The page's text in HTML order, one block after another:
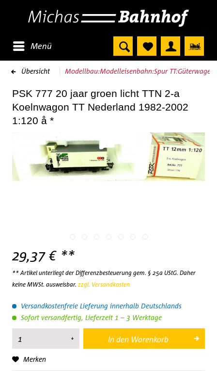
Menü
Übersicht Modellbau:Modelleisenbahn:Spur TT:Güterwagen
PSK 777 20 jaar groen licht TTN 2-a
Koelnwagon TT Nederland 1982-2002
1:120 å *
29,37 € **
** Artikel unterliegt der Differenzbesteuerung gem. § 25a UStG. Daher
keine MWSt. ausweisbar. zzgl. Versandkosten
Versandkostenfreie Lieferung innerhalb Deutschlands
Sofort versandfertig, Lieferzeit 1 – 3 Werktage
In den Warenkorb
Merken